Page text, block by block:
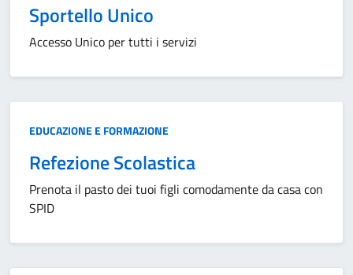
Sportello Unico
Accesso Unico per tutti i servizi
Categoria:
EDUCAZIONE E FORMAZIONE
Refezione Scolastica
Prenota il pasto dei tuoi figli comodamente da casa con
SPID